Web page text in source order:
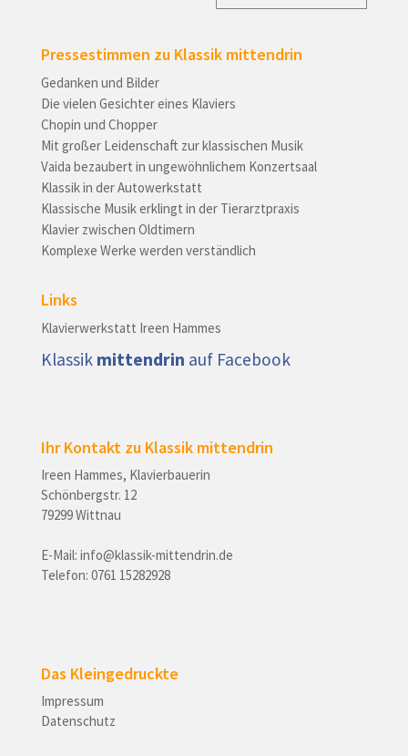
Pressestimmen zu Klassik mittendrin
Gedanken und Bilder
Die vielen Gesichter eines Klaviers
Chopin und Chopper
Mit großer Leidenschaft zur klassischen Musik
Vaida bezaubert in ungewöhnlichem Konzertsaal
Klassik in der Autowerkstatt
Klassische Musik erklingt in der Tierarztpraxis
Klavier zwischen Oldtimern
Komplexe Werke werden verständlich
Links
Klavierwerkstatt Ireen Hammes
Klassik mittendrin auf Facebook
Ihr Kontakt zu Klassik mittendrin
Ireen Hammes, Klavierbauerin
Schönbergstr. 12
79299 Wittnau
E-Mail: info@klassik-mittendrin.de
Telefon: 0761 15282928
Das Kleingedruckte
Impressum
Datenschutz